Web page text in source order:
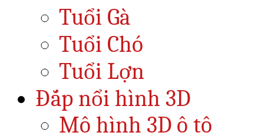
Tuổi Gà
Tuổi Chó
Tuổi Lợn
Đắp nổi hình 3D
Mô hình 3D ô tô